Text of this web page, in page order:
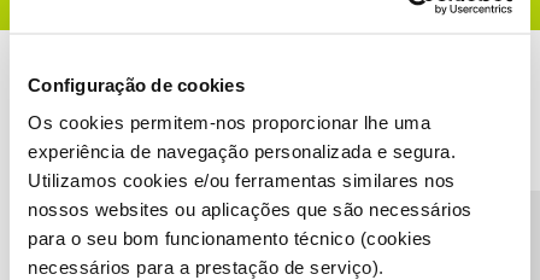
Configuração de cookies
Os cookies permitem-nos proporcionar lhe uma
experiência de navegação personalizada e segura.
Utilizamos cookies e/ou ferramentas similares nos
nossos websites ou aplicações que são necessários
para o seu bom funcionamento técnico (cookies
necessários para a prestação de serviço).
Condições do Fórum NOS Accessibility statement